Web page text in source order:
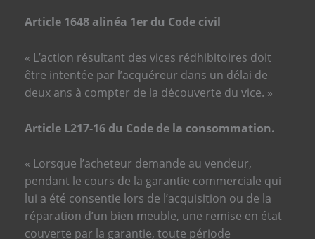
Article 1648 alinéa 1er du Code civil
« L’action résultant des vices rédhibitoires doit
être intentée par l’acquéreur dans un délai de
deux ans à compter de la découverte du vice. »
Article L217-16 du Code de la consommation.
« Lorsque l’acheteur demande au vendeur,
pendant le cours de la garantie commerciale qui
lui a été consentie lors de l’acquisition ou de la
réparation d’un bien meuble, une remise en état
couverte par la garantie, toute période